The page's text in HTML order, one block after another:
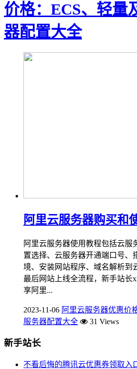
价格：ECS、轻量
器配置大全
阿里云服务器购买和
阿里云服务器使用教程包括云服
置选择、云服务器开通端口号、
境、安装网站程序、域名解析到
最后网站上线全流程，新手站长
享阿里...
2023-11-06 阿里云服务器优惠价
服务器配置大全
31 Views
新手站长
不看后悔的腾讯云优惠券领取入